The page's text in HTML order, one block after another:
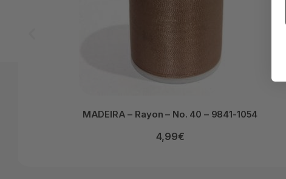
MADEIRA – Rayon – No. 40 – 9841-1054
4,99€